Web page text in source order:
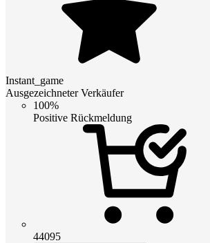
Instant_game
Ausgezeichneter Verkäufer
100%
Positive Rückmeldung
44095